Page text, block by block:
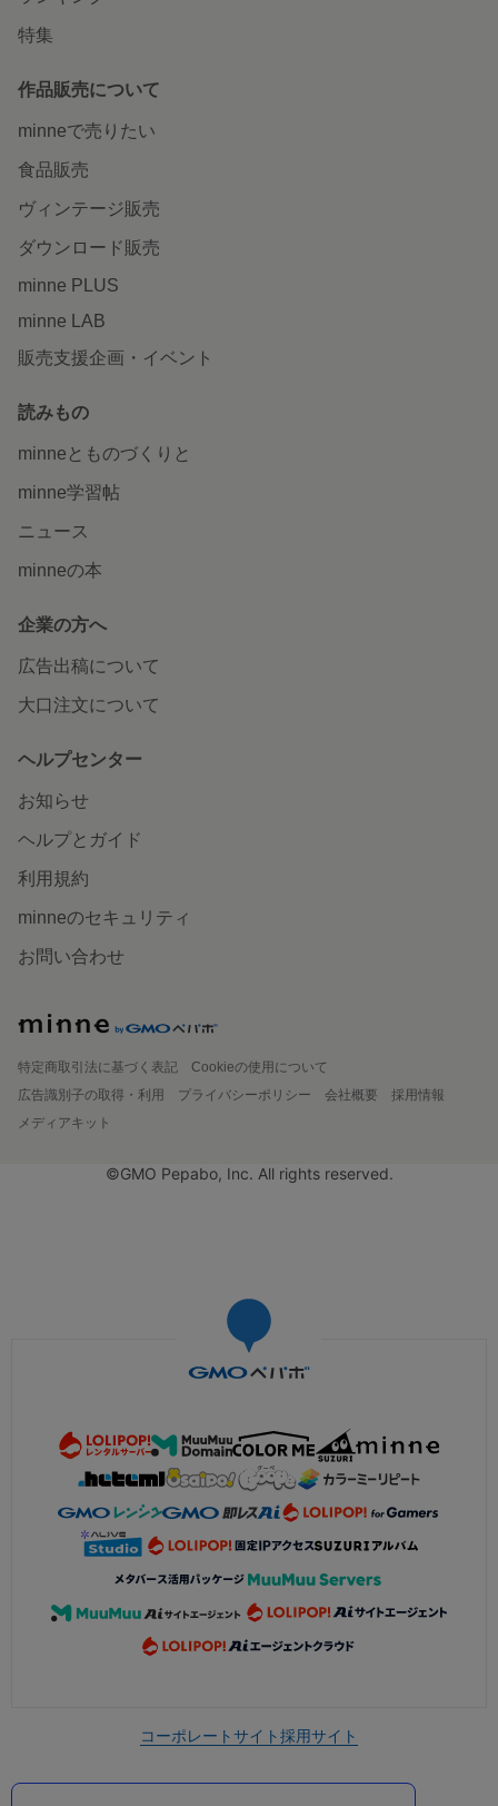
特集
作品販売について
minneで売りたい
食品販売
ヴィンテージ販売
ダウンロード販売
minne PLUS
minne LAB
販売支援企画・イベント
読みもの
minneとものづくりと
minne学習帖
ニュース
minneの本
企業の方へ
広告出稿について
大口注文について
ヘルプセンター
お知らせ
ヘルプとガイド
利用規約
minneのセキュリティ
お問い合わせ
特定商取引法に基づく表記
Cookieの使用について
広告識別子の取得・利用
プライバシーポリシー 会社概要
採用情報
メディアキット
©GMO Pepabo, Inc. All rights reserved.
コーポレートサイト採用サイト